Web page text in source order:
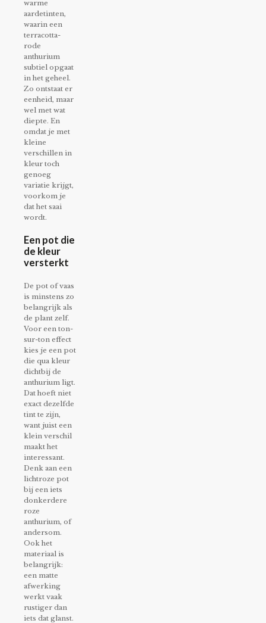
warme
aardetinten,
waarin een
terracotta-
rode
anthurium
subtiel opgaat
in het geheel.
Zo ontstaat er
eenheid, maar
wel met wat
diepte. En
omdat je met
kleine
verschillen in
kleur toch
genoeg
variatie krijgt,
voorkom je
dat het saai
wordt.
Een pot die
de kleur
versterkt
De pot of vaas
is minstens zo
belangrijk als
de plant zelf.
Voor een ton-
sur-ton effect
kies je een pot
die qua kleur
dichtbij de
anthurium ligt.
Dat hoeft niet
exact dezelfde
tint te zijn,
want juist een
klein verschil
maakt het
interessant.
Denk aan een
lichtroze pot
bij een iets
donkerdere
roze
anthurium, of
andersom.
Ook het
materiaal is
belangrijk:
een matte
afwerking
werkt vaak
rustiger dan
iets dat glanst.